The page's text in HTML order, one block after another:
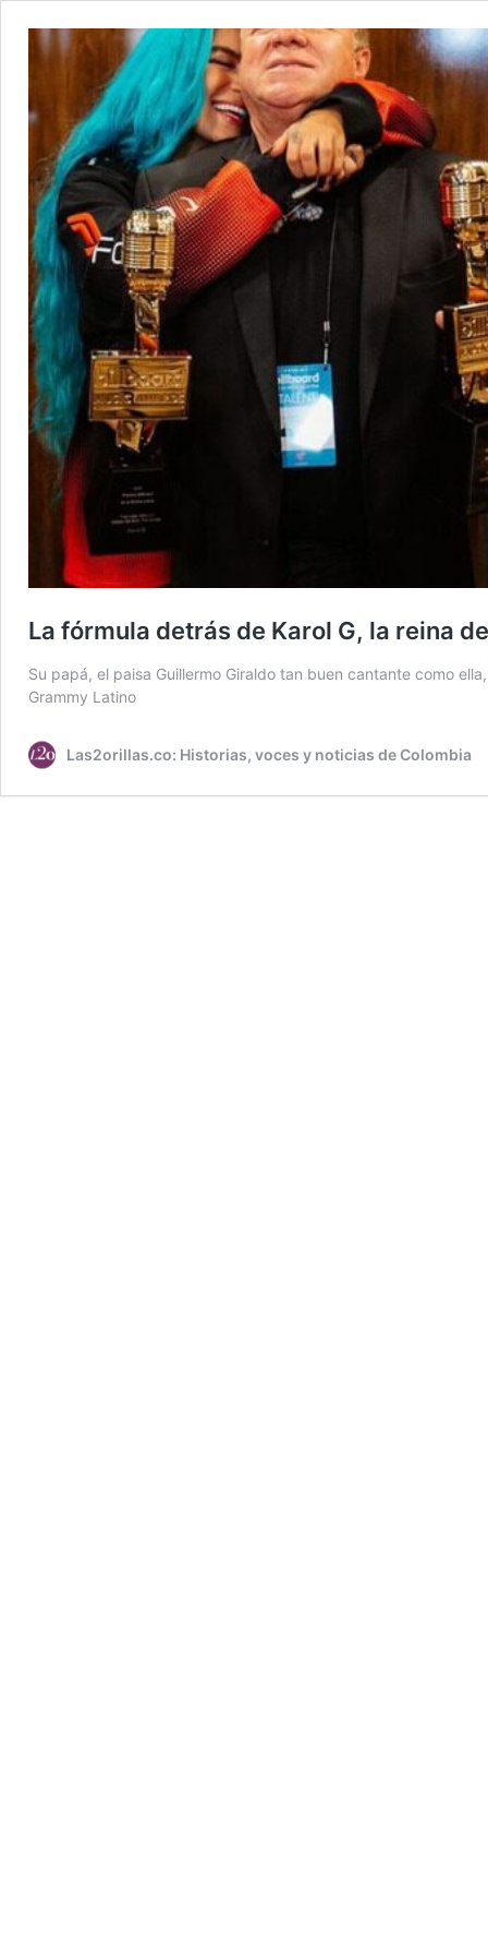
La fórmula detrás de Karol G, la reina
Su papá, el paisa Guillermo Giraldo tan buen cantante como
Grammy Latino
Las2orillas.co: Historias, voces y noticias de Colombia